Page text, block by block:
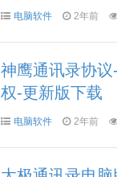
新版下载
电脑软件 2年前
神鹰通讯录协
权-更新版下载
电脑软件 2年前